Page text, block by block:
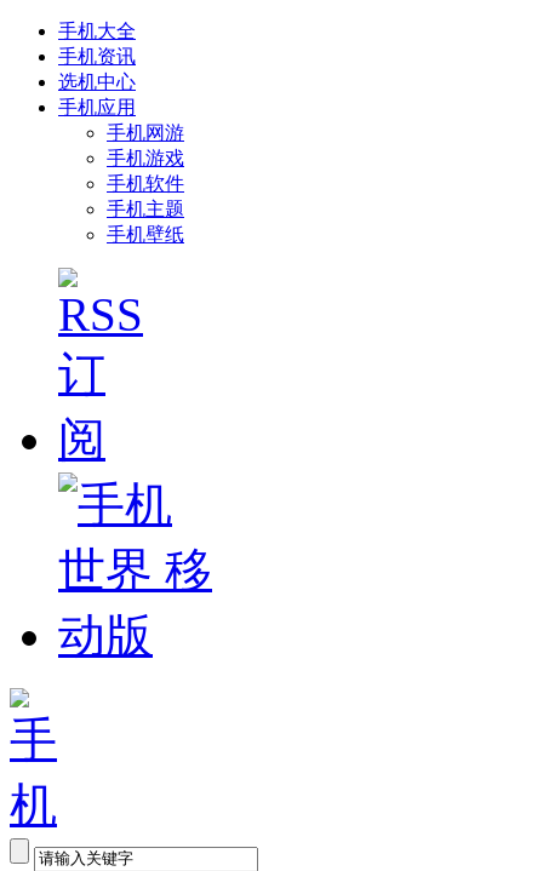
手机大全
手机资讯
选机中心
手机应用
手机网游
手机游戏
手机软件
手机主题
手机壁纸